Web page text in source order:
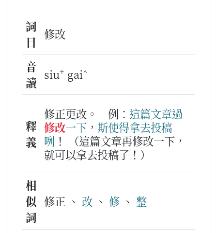
詞
目
修改
音
讀
siu+ gai^
釋
義
修正更改。 例： 這篇文章過
修改一下 ， 斯使得拿去投稿
咧 ！
（這篇文章再修改一下，
就可以拿去投稿了！）
相
似
詞
修正 、 改 、 修 、 整